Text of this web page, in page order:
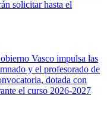
solicitar hasta el
Vasco impulsa las
y el profesorado de
dotada con
el curso 2026-2027